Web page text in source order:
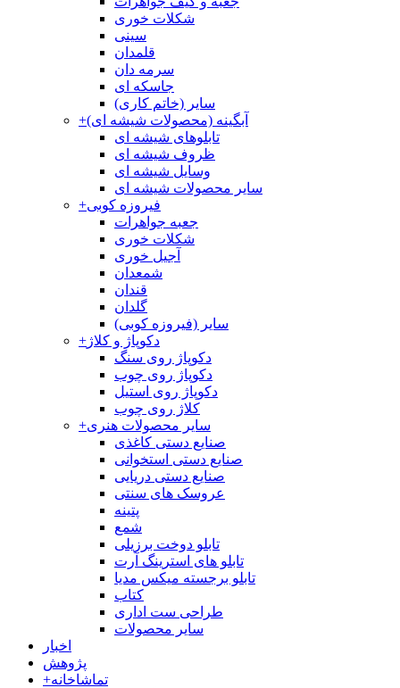
شکلات خوری
سینی
قلمدان
سرمه دان
جاسکه ای
سایر (خاتم کاری)
+آبگینه (محصولات شیشه ای)
تابلوهای شیشه ای
ظروف شیشه ای
وسایل شیشه ای
سایر محصولات شیشه ای
+فیروزه کوبی
جعبه جواهرات
شکلات خوری
آجیل خوری
شمعدان
قندان
گلدان
سایر (فیروزه کوبی)
+دکوپاژ و کلاژ
دکوپاژ روی سنگ
دکوپاژ روی چوب
دکوپاژ روی استیل
کلاژ روی چوب
+سایر محصولات هنری
صنایع دستی کاغذی
صنایع دستی استخوانی
صنایع دستی دریایی
عروسک های سنتی
پتینه
شمع
تابلو دوخت برزیلی
تابلو های استرینگ آرت
تابلو برجسته میکس مدیا
کتاب
طراحی ست اداری
سایر محصولات
اخبار
پژوهش
+تماشاخانه